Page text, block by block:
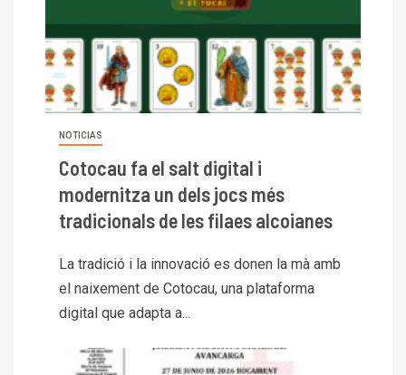
NOTICIAS
Cotocau fa el salt digital i
modernitza un dels jocs més
tradicionals de les filaes alcoianes
La tradició i la innovació es donen la mà amb
el naixement de Cotocau, una plataforma
digital que adapta a...